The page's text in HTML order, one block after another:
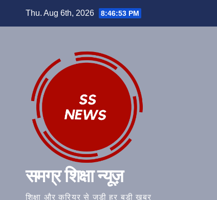
Thu. Aug 6th, 2026 8:46:54 PM
समग्र शिक्षा न्यूज़
शिक्षा और करियर से जुड़ी हर बड़ी खबर